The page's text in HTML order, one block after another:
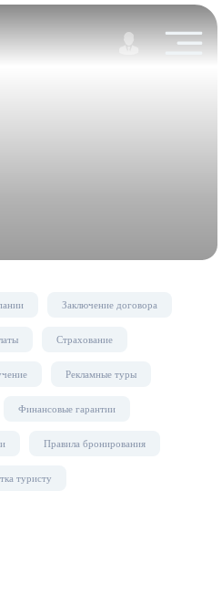
Заключение договора
Страхование
Рекламные туры
Финансовые гарантии
Правила бронирования
туристу